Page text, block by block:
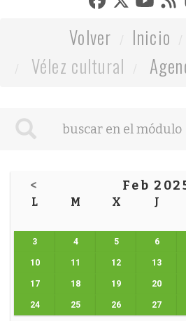
Volver Inicio
Vélez cultural
< Feb
L M X J
3 4 5 6
10 11 12 13
17 18 19 20
24 25 26 27